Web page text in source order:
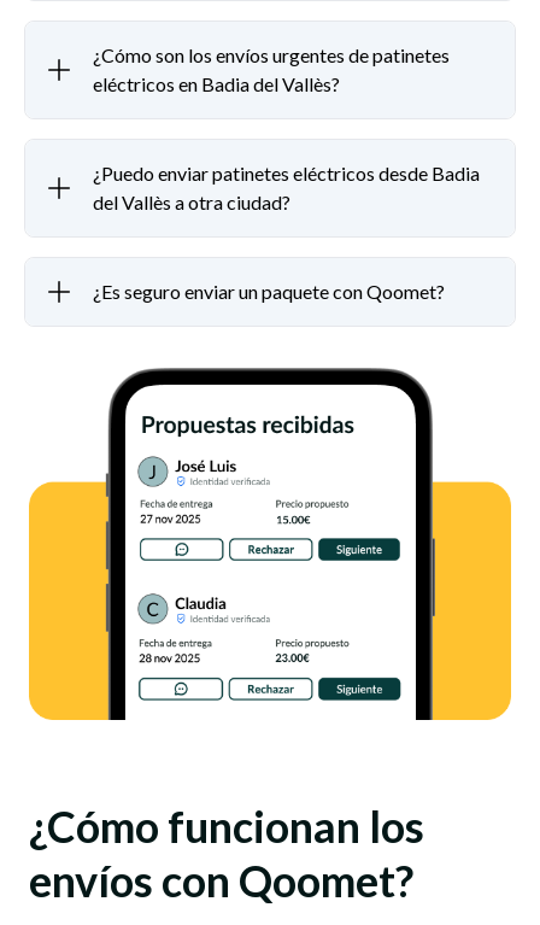
¿Cómo son los envíos urgentes de patinetes
eléctricos en Badia del Vallès?
¿Puedo enviar patinetes eléctricos desde Badia
del Vallès a otra ciudad?
¿Es seguro enviar un paquete con Qoomet?
¿Cómo funcionan los
envíos con Qoomet?